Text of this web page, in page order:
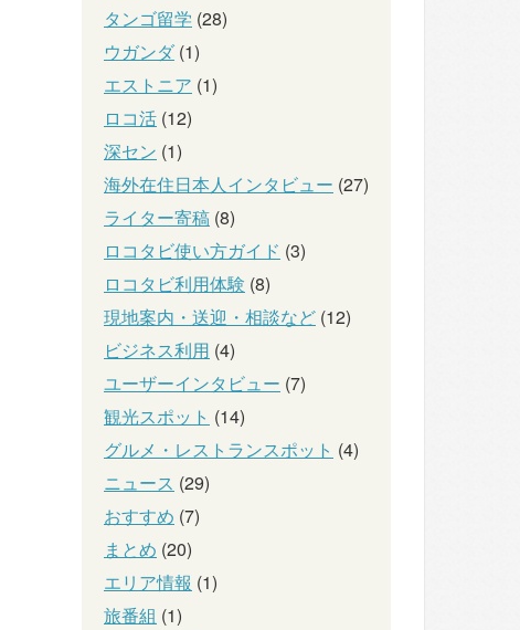
タンゴ留学 (28)
ウガンダ(1)
エストニア (1)
ロコ活 (12)
深セン (1)
海外在住日本人インタビュー (27)
ライター寄稿 (8)
ロコタビ使い方ガイド (3)
ロコタビ利用体験 (8)
現地案内・送迎・相談など (12)
ビジネス利用 (4)
ユーザーインタビュー (7)
観光スポット (14)
グルメ・レストランスポット (4)
ニュース (29)
おすすめ (7)
まとめ (20)
エリア情報 (1)
旅番組 (1)